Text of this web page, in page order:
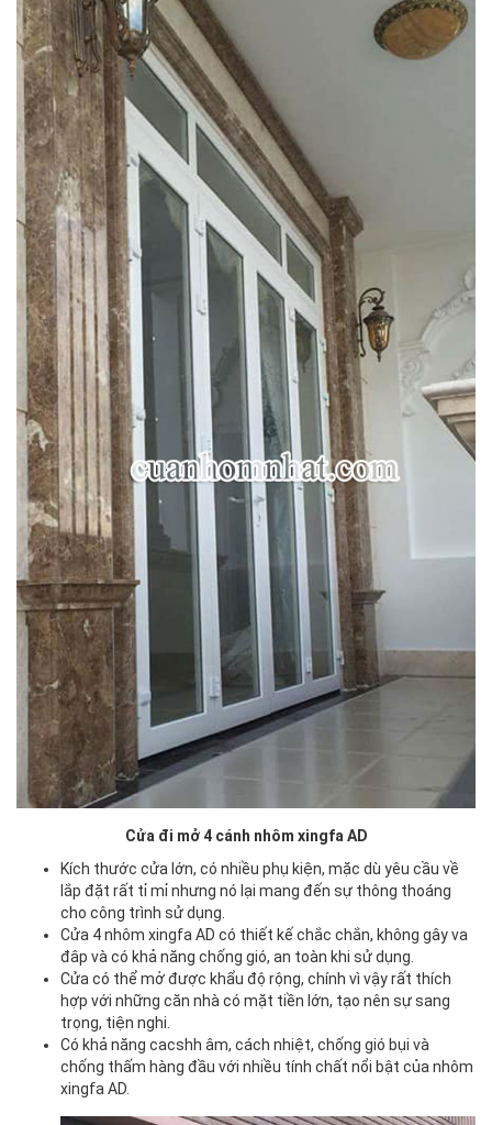
Cửa đi mở 4 cánh nhôm xingfa AD
Kích thước cửa lớn, có nhiều phụ kiện, mặc dù yêu cầu về
lắp đặt rất tỉ mỉ nhưng nó lại mang đến sự thông thoáng
cho công trình sử dụng.
Cửa 4 nhôm xingfa AD có thiết kế chắc chắn, không gây va
đâp và có khả năng chống gió, an toàn khi sử dụng.
Cửa có thể mở được khẩu độ rộng, chính vì vậy rất thích
hợp với những căn nhà có mặt tiền lớn, tạo nên sự sang
trọng, tiện nghi.
Có khả năng cacshh âm, cách nhiệt, chống gió bụi và
chống thấm hàng đầu với nhiều tính chất nổi bật của nhôm
xingfa AD.